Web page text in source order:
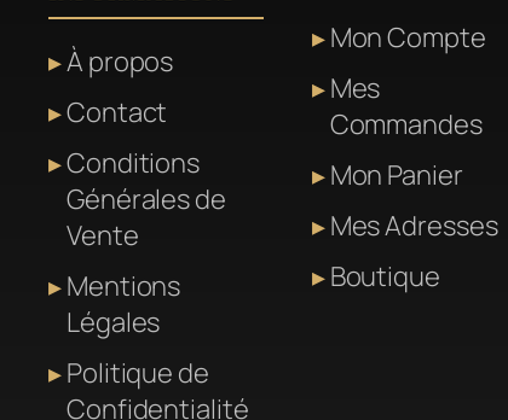
À propos
Contact
Conditions
Générales de
Vente
Mentions
Légales
Politique de
Confidentialité
Mon Compte
Mes
Commandes
Mon Panier
Mes Adresses
Boutique